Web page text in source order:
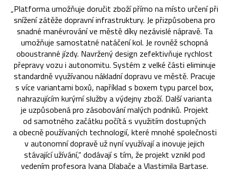
„Platforma umožňuje doručit zboží přímo na místo určení při
snížení zátěže dopravní infrastruktury. Je přizpůsobena pro
snadné manévrování ve městě díky nezávislé nápravě. Ta
umožňuje samostatné natáčení kol. Je rovněž schopná
oboustranné jízdy. Navržený design zefektivňuje rychlost
přepravy vozu i autonomitu. Systém z velké části eliminuje
standardně využívanou nákladní dopravu ve městě. Pracuje
s více variantami boxů, například s boxem typu parcel box,
nahrazujícím kurýrní služby a výdejny zboží. Další varianta
je uzpůsobená pro zásobování malých podniků. Projekt
od samotného začátku počítá s využitím dostupných
a obecně používaných technologií, které mnohé společnosti
v autonomní dopravě už nyní využívají a inovuje jejich
stávající užívání,“ dodávají s tím, že projekt vznikl pod
vedením profesora Ivana Dlabače a Vlastimila Bartase.